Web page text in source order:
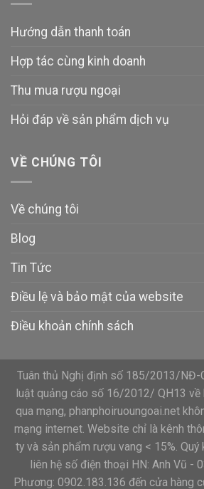
Hướng dẫn thanh toán
Hợp tác cùng kinh doanh
Thu mua rượu ngoại
Hỏi đáp về sản phẩm dịch vụ
VỀ CHÚNG TÔI
Về chúng tôi
Blog
Tin Tức
Điều lệ và bảo mật của website
Điều khoản chính sách
Tuân thủ Nghị định số 185/2013/NĐ-
luật quảng cáo số 16/2012/ QH13 về
qua mạng, phanphoiruoungoai.net
mạng internet. Website chỉ là kênh
ty và sản phẩm rượu vang < 15%. Quý
liên hệ số điện thoại HN: Anh Vũ -
Phương: 0902.183.136 đến cửa hàng